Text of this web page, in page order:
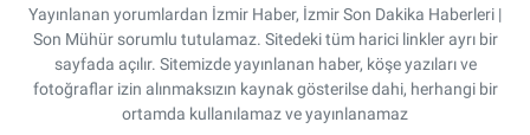
Yayınlanan yorumlardan İzmir Haber, İzmir Son Dakika Haberleri |
Son Mühür sorumlu tutulamaz. Sitedeki tüm harici linkler ayrı bir
sayfada açılır. Sitemizde yayınlanan haber, köşe yazıları ve
fotoğraflar izin alınmaksızın kaynak gösterilse dahi, herhangi bir
ortamda kullanılamaz ve yayınlanamaz